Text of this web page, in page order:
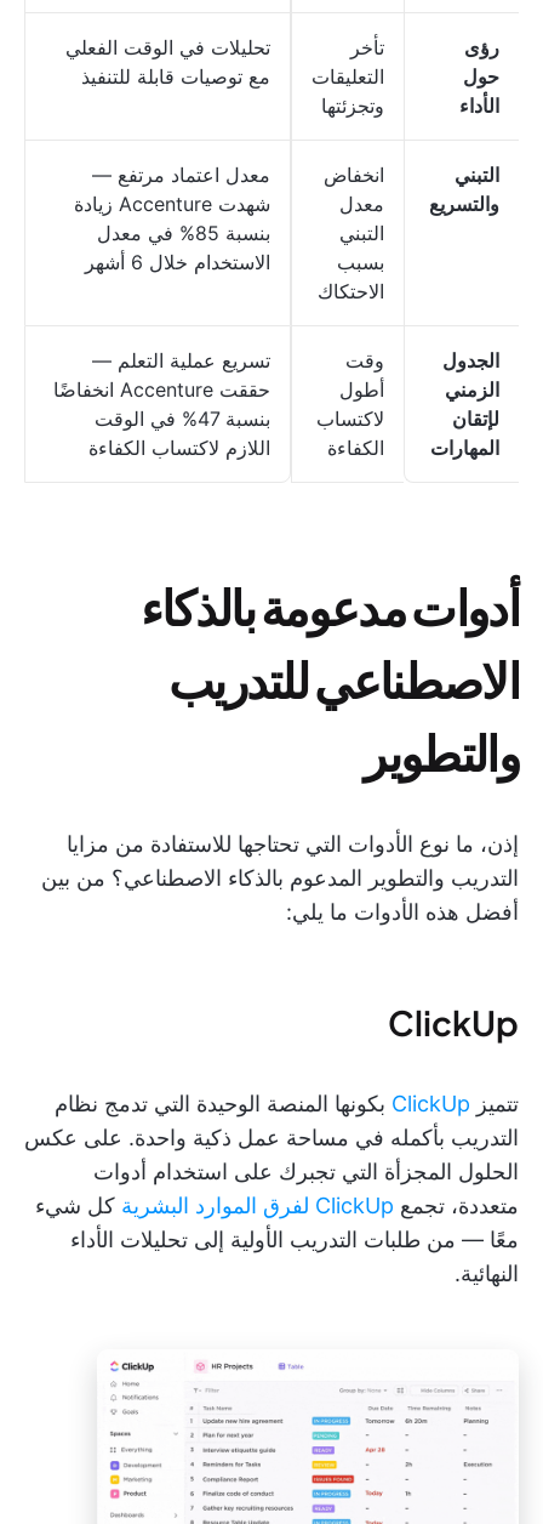
رؤى
حول
الأداء
تأخر
التعليقات
وتجزئتها
تحليلات في الوقت الفعلي
مع توصيات قابلة للتنفيذ
التبني
والتسريع
انخفاض
معدل
التبني
بسبب
الاحتكاك
معدل اعتماد مرتفع —
شهدت Accenture زيادة
بنسبة 85% في معدل
الاستخدام خلال 6 أشهر
الجدول
الزمني
لإتقان
المهارات
وقت
أطول
لاكتساب
الكفاءة
تسريع عملية التعلم —
حققت Accenture انخفاضًا
بنسبة 47% في الوقت
اللازم لاكتساب الكفاءة
أدوات مدعومة بالذكاء
الاصطناعي للتدريب
والتطوير
إذن، ما نوع الأدوات التي تحتاجها للاستفادة من مزايا
التدريب والتطوير المدعوم بالذكاء الاصطناعي؟ من بين
أفضل هذه الأدوات ما يلي:
ClickUp
تتميز ClickUp بكونها المنصة الوحيدة التي تدمج نظام
التدريب بأكمله في مساحة عمل ذكية واحدة. على عكس
الحلول المجزأة التي تجبرك على استخدام أدوات
متعددة، تجمع ClickUp لفرق الموارد البشرية
كل شيء
معًا — من طلبات التدريب الأولية إلى تحليلات الأداء
النهائية.